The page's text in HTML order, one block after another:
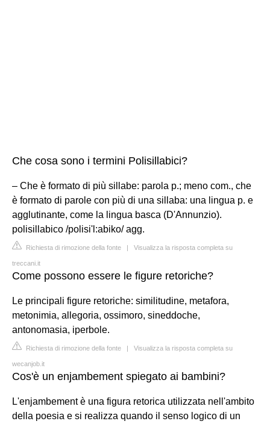
Che cosa sono i termini Polisillabici?
– Che è formato di più sillabe: parola p.; meno com., che
è formato di parole con più di una sillaba: una lingua p. e
agglutinante, come la lingua basca (D'Annunzio).
polisillabico /polisi'l:abiko/ agg.
Richiesta di rimozione della fonte | Visualizza la risposta completa su
treccani.it
Come possono essere le figure retoriche?
Le principali figure retoriche: similitudine, metafora,
metonimia, allegoria, ossimoro, sineddoche,
antonomasia, iperbole.
Richiesta di rimozione della fonte | Visualizza la risposta completa su
wecanjob.it
Cos'è un enjambement spiegato ai bambini?
L'enjambement è una figura retorica utilizzata nell'ambito
della poesia e si realizza quando il senso logico di un